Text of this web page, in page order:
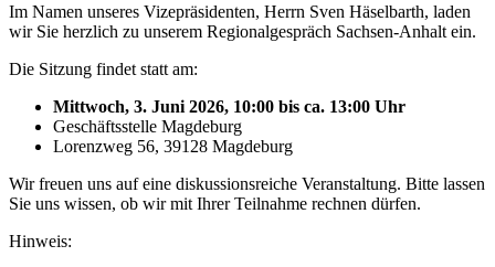
Im Namen unseres Vizepräsidenten, Herrn Sven Häselbarth, laden
wir Sie herzlich zu unserem Regionalgespräch Sachsen-Anhalt ein.
Die Sitzung findet statt am:
Mittwoch, 3. Juni 2026, 10:00 bis ca. 13:00 Uhr
Geschäftsstelle Magdeburg
Lorenzweg 56, 39128 Magdeburg
Wir freuen uns auf eine diskussionsreiche Veranstaltung. Bitte lassen
Sie uns wissen, ob wir mit Ihrer Teilnahme rechnen dürfen.
Hinweis: